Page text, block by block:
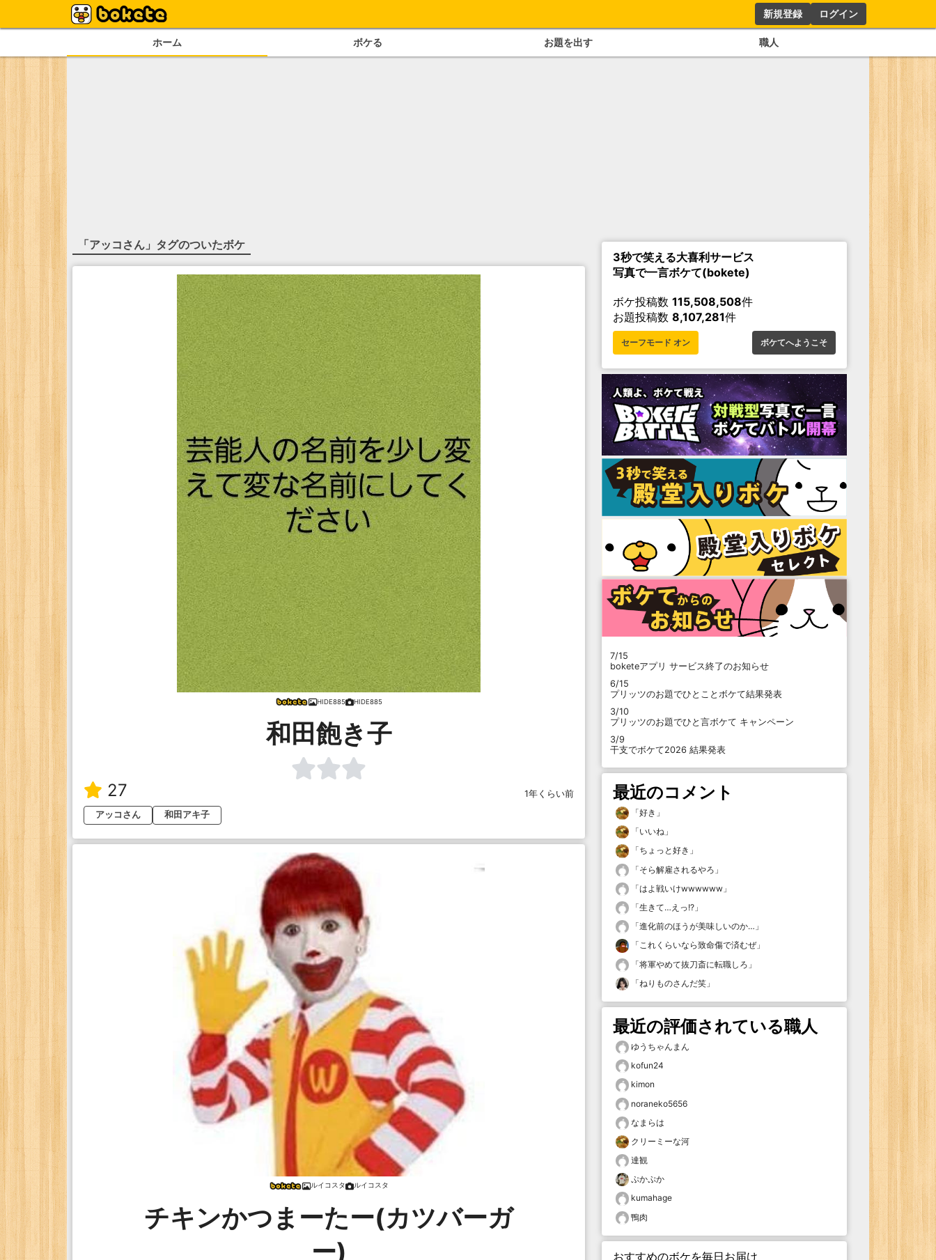
新規登録 ログイン
ホーム ボケる お題を出す 職人
「アッコさん 」タグのついたボケ
HIDE885 HIDE885
和田飽き子
27
1年くらい前
アッコさん
和田アキ子
ルイコスタ ルイコスタ
チキンかつまーたー(カツバーガ
ー)
3秒で笑える大喜利サービス
写真で一言ボケて(bokete)
ボケ投稿数 115,508,508件
お題投稿数 8,107,281件
セーフモード オン ボケてへようこそ
7/15
boketeアプリ サービス終了のお知らせ
6/15
プリッツのお題でひとことボケて結果発表
3/10
プリッツのお題でひと言ボケて キャンペーン
3/9
干支でボケて2026 結果発表
最近のコメント
「好き 」
「いいね 」
「ちょっと好き 」
「そら解雇されるやろ 」
「はよ戦いけwwwwww 」
「生きて…えっ!? 」
「進化前のほうが美味しいのか… 」
「これくらいなら致命傷で済むぜ」
「将軍やめて抜刀斎に転職しろ 」
「ねりものさんだ笑 」
最近の評価されている職人
ゆうちゃんまん
kofun24
kimon
noraneko5656
なまらは
クリーミーな河
達観
ぷかぷか
kumahage
鴨肉
おすすめのボケを毎日お届け